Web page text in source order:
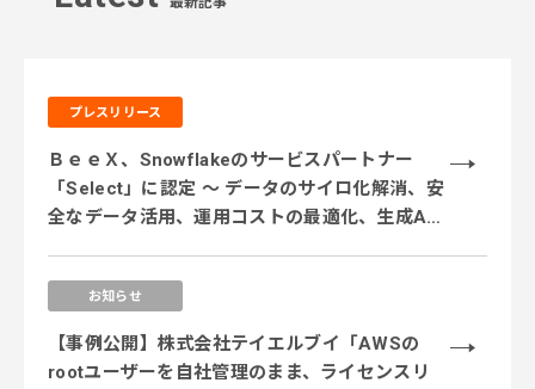
プレスリリース
ＢｅｅＸ、Snowflakeのサービスパートナー
「Select」に認定 ～ データのサイロ化解消、安
全なデータ活用、運用コストの最適化、生成AI
お知らせ
【事例公開】株式会社テイエルブイ「AWSの
rootユーザーを自社管理のまま、ライセンスリ